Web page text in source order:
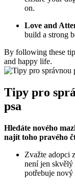
on.
Love and
build a strong
By following these
and happy life.
Tipy pro
psa
Hledáte nového
najít toho pravého
Zvažte adopci
není jen skvělý
potřebuje nový